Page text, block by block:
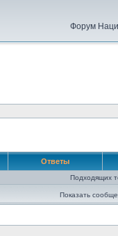
Форум
Ответы
Подходящих
Показать